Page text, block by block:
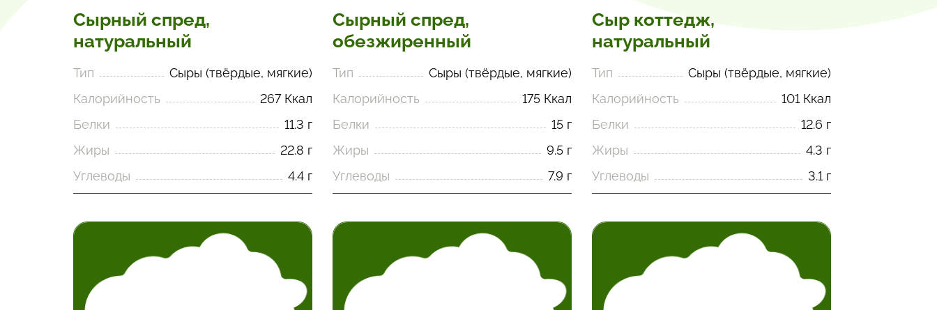
Сырный спред,
натуральный
Тип
Сыры (твёрдые, мягкие)
Калорийность
267 Ккал
Белки
11.3 г
Жиры
22.8 г
Углеводы
4.4 г
Сырный спред,
обезжиренный
Тип
Сыры (твёрдые, мягкие)
Калорийность
175 Ккал
Белки
15 г
Жиры
9.5 г
Углеводы
7.9 г
Сыр коттедж,
натуральный
Тип
Сыры (твёрдые, мягкие)
Калорийность
101 Ккал
Белки
12.6 г
Жиры
4.3 г
Углеводы
3.1 г